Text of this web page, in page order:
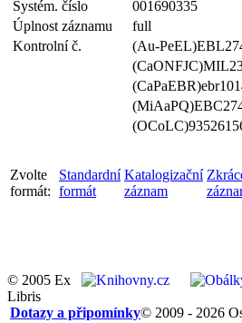
Systém. číslo
001690335
Úplnost záznamu
full
Kontrolní č.
(Au-
Zvolte
formát:
Standardní
formát
Katalogizační
záznam
© 2005 Ex
Libris
© 2009 - 2026
Dotazy a připomínky